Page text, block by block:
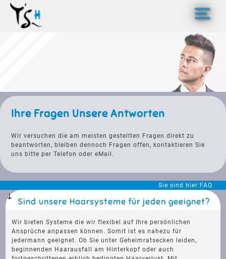
>
Ihre Fragen Unsere Antworten
Wir versuchen die am meisten gestellten Fragen direkt zu
beantworten, bleiben dennoch Fragen offen, kontaktieren Sie
uns bitte per Telefon oder eMail.
Sie sind hier: FAQ
Sind unsere Haarsysteme für jeden geeignet?
Wir bieten Systeme die wir flexibel auf Ihre persönlichen
Ansprüche anpassen können. Somit ist es nahezu für
jedermann geeignet. Ob Sie unter Geheimratsecken leiden,
beginnenden Haarausfall am Hinterkopf oder auch